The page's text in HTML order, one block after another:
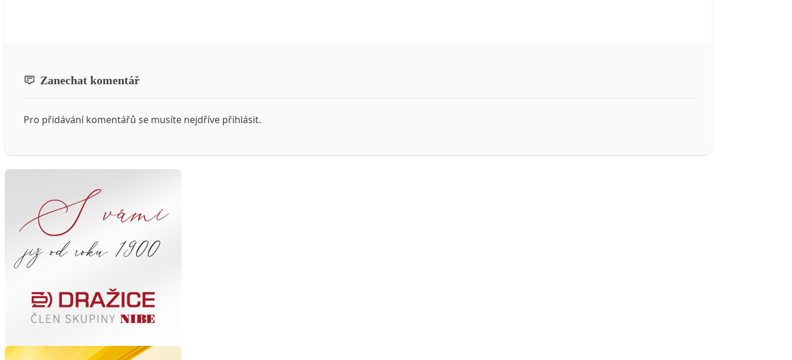
Zanechat komentář
Pro přidávání komentářů se musíte nejdříve přihlásit.